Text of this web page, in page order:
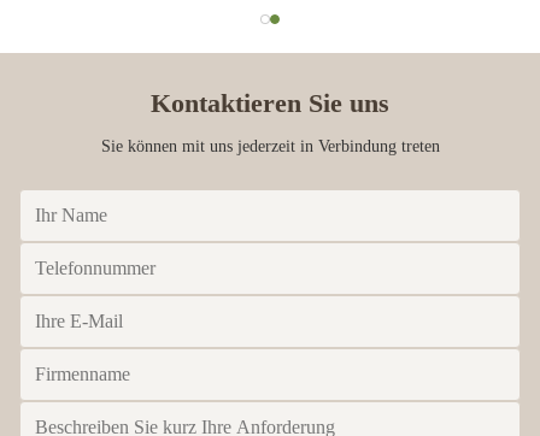
Kontaktieren Sie uns
Sie können mit uns jederzeit in Verbindung treten